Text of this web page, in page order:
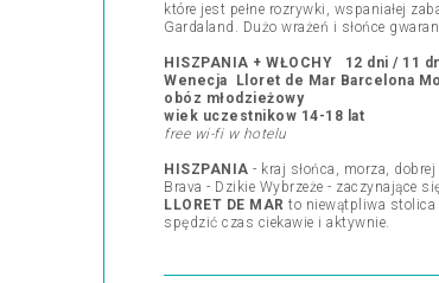
które jest pełne rozrywki, wspaniałej
Gardaland. Dużo wrażeń i słońce
HISZPANIA + WŁOCHY 12 dni / 11
Wenecja Lloret de Mar Barcelona
obóz młodzieżowy
wiek uczestnikow 14-18 lat
free wi-fi w hotelu
HISZPANIA - kraj słońca, morza,
Brava - Dzikie Wybrzeże - zaczynające
LLORET DE MAR to niewątpliwa stolica
spędzić czas ciekawie i aktywnie.